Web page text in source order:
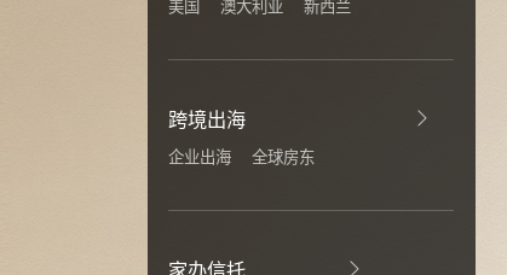
美国 澳大利亚 新西兰
跨境出海
企业出海 全球房东